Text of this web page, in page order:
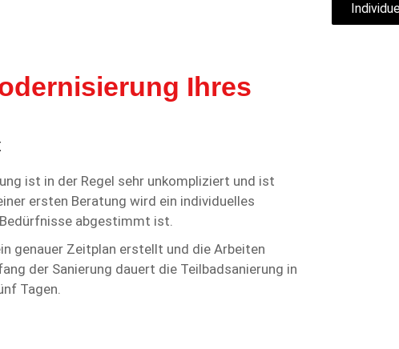
Ihres
ist in der Regel sehr unkompliziert und ist
ersten Beratung wird ein individuelles
abgestimmt ist.
genauer Zeitplan erstellt und die Arbeiten
der Sanierung dauert die Teilbadsanierung in
Tagen.